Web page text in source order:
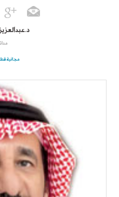
مجانية